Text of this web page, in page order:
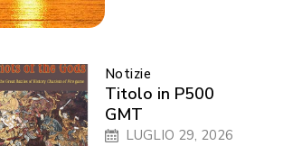
Notizie
Titolo in P500
GMT
LUGLIO 29, 2026